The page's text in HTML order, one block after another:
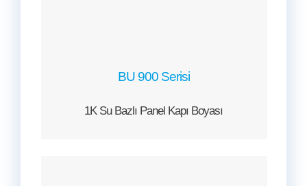
BU 900 Serisi
1K Su Bazlı Panel Kapı Boyası